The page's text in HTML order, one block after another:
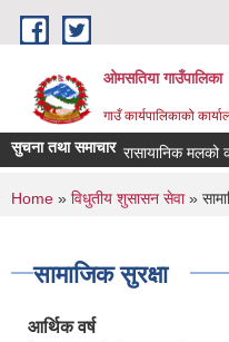
Skip to main content
ओमसतिया गाउँपालिका
गाउँ कार्यपालिकाको
सुचना तथा समाचाररासायानिक मलको
You are here
Home » विधुतीय शुसासन सेवा»
सामाजिक सुरक्षा
आर्थिक वर्ष